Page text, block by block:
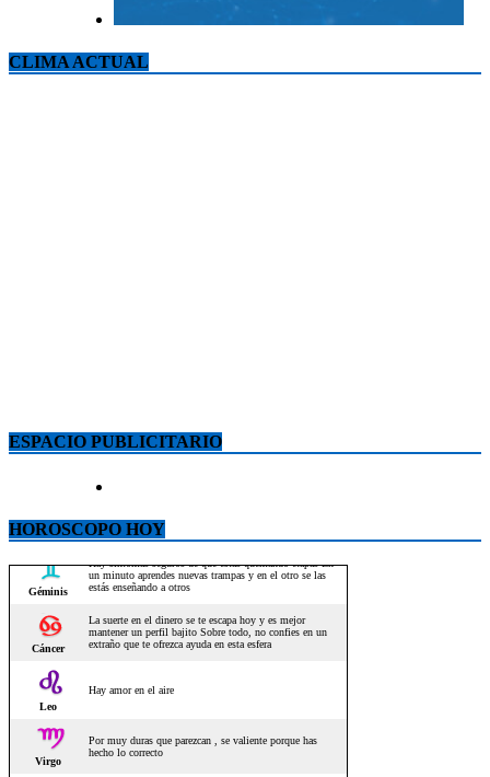
CLIMA ACTUAL
ESPACIO PUBLICITARIO
HOROSCOPO HOY